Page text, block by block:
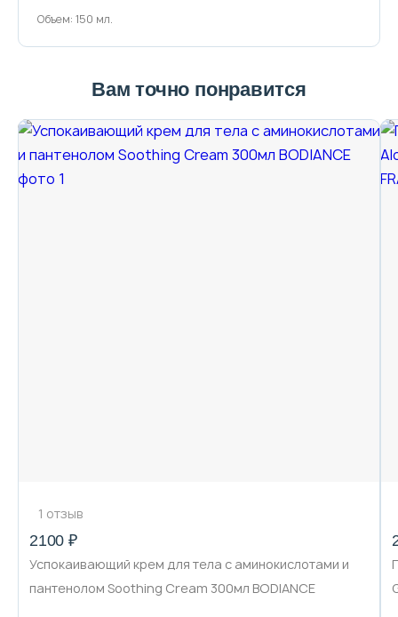
Объем: 150 мл.
Вам точно понравится
1 отзыв
2100 ₽
Успокаивающий крем для тела с аминокислотами и
пантенолом Soothing Cream 300мл BODIANCE